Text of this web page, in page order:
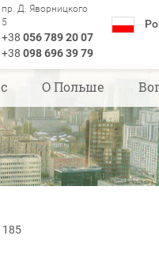
пр. Д. Яворницкого
5
+38 056 789 20 07
+38 098 696 39 79
О Польше
185